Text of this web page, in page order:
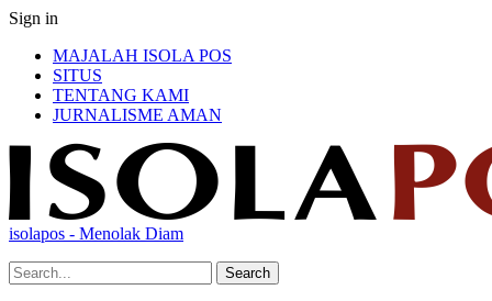
Sign in
MAJALAH ISOLA POS
SITUS
TENTANG KAMI
JURNALISME AMAN
isolapos - Menolak Diam